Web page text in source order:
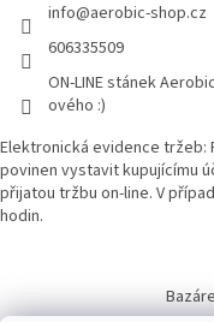
info@aerobic-shop.cz
606335509
ON-LINE stánek
ového :)
Elektronická evidence tržeb:
povinen vystavit kupujícímu
přijatou tržbu on-line. V
hodin.